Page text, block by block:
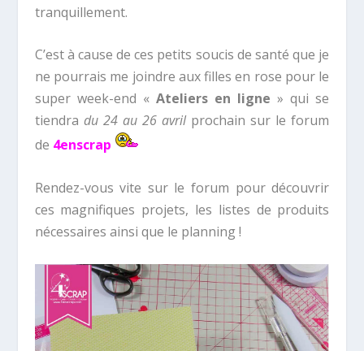
tranquillement.
C’est à cause de ces petits soucis de santé que je
ne pourrais me joindre aux filles en rose pour le
super week-end « Ateliers en ligne » qui se
tiendra du 24 au 26 avrilprochain sur le forum
de 4enscrap
Rendez-vous vite sur le forum pour découvrir
ces magnifiques projets, les listes de produits
nécessaires ainsi que le planning !